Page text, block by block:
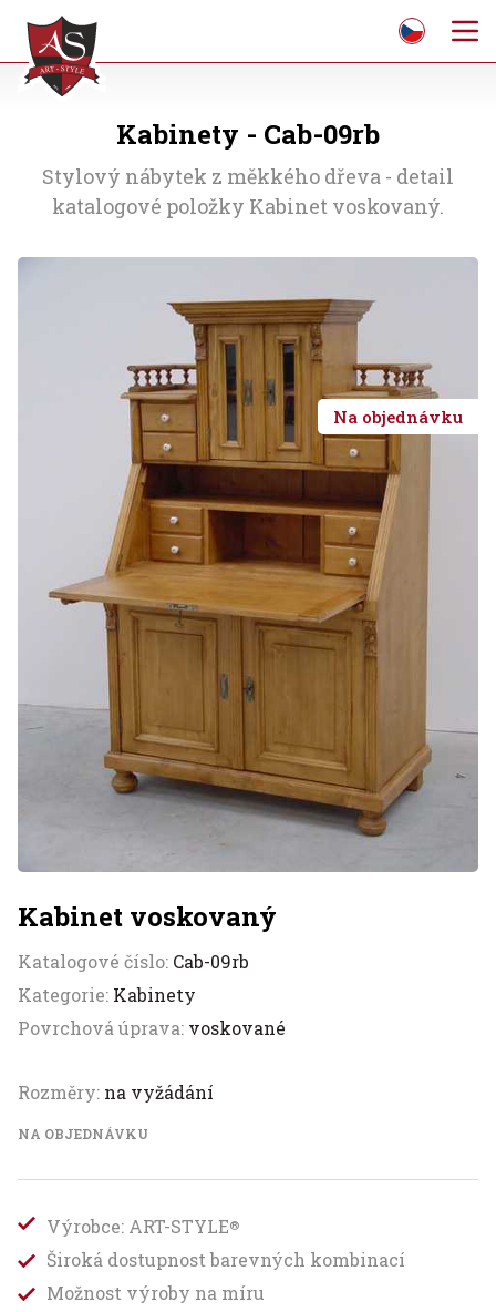
Kabinety - Cab-09rb
Stylový nábytek z měkkého dřeva - detail
katalogové položky Kabinet voskovaný.
Na objednávku
Kabinet voskovaný
Katalogové číslo: Cab-09rb
Kategorie: Kabinety
Povrchová úprava: voskované
Rozměry: na vyžádání
NA OBJEDNÁVKU
Výrobce: ART-STYLE®
Široká dostupnost barevných kombinací
Možnost výroby na míru